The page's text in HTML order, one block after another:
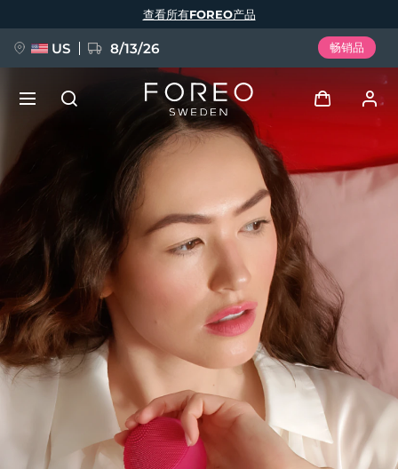
查看所有FOREO产品
US 8/13/26 畅销品
登录
我的设备
我的订单
我的地址
我的订阅
FAQ™ Pure Beauty-Tech Elixir
BREAKING NEWS
issa™ Teeth Whitening Set
语言
English Deutsch
Español
Français
Português
Polski
Svenska
Русский
Türkçe
简体中文 繁體中文
发货国家
美国 预计送达日期 8/13/26